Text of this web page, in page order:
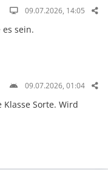
09.07.2026, 14:05
es sein.
09.07.2026, 01:04
Sorte. Wird